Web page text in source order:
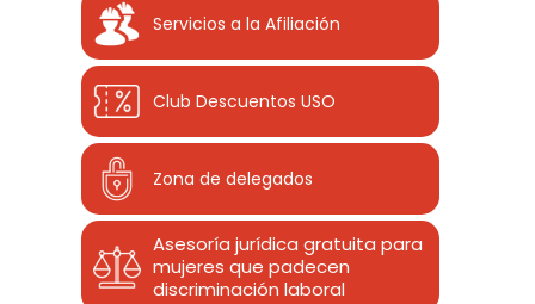
Servicios a la Afiliación
Club Descuentos USO
Zona de delegados
Asesoría jurídica gratuita para
mujeres que padecen
discriminación laboral